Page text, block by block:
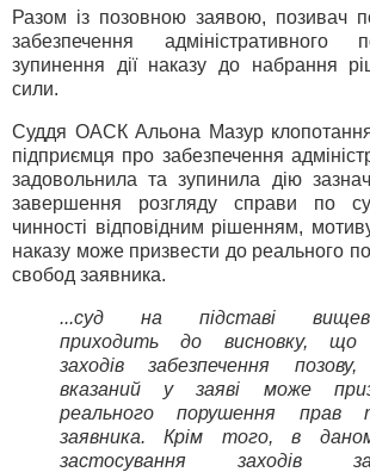
Разом із позовною заявою, позивач
забезпечення адміністративного
зупинення дії наказу до набрання
сили.
Суддя ОАСК Альона Мазур клопотання
підприємця про забезпечення
задовольнила та зупинила дію
завершення розгляду справи по
чинності відповідним рішенням,
наказу може призвести до реального
свобод заявника.
...суд на підставі
приходить до висновку, що
заходів забезпечення
вказаний у заяві може
реального порушення прав
заявника. Крім того, в
застосування заходів